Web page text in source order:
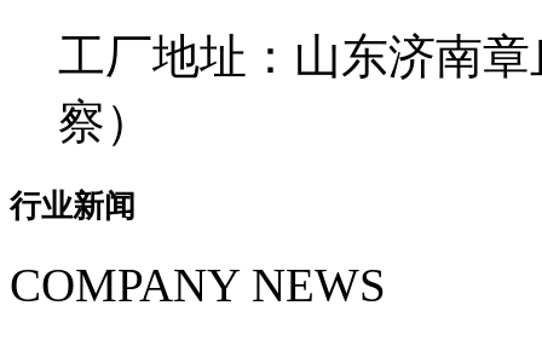
工厂地址：山东济南
察）
行业新闻
COMPANY NEWS